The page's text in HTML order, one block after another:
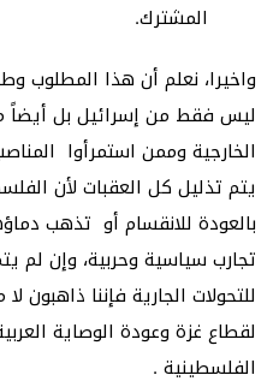
المشترك.
واخيرا، نعلم أن هذا المطلوب
ليس فقط من إسرائيل بل أيضاً
الخارجية وممن استمرأوا
يتم تذليل كل العقبات لأن
بالعودة للانقسام أو تذهب
تجارب سياسية وحربية، وإن لم
للتحولات الجارية فإننا ذاهبون
لقطاع غزة وعودة الوصاية
الفلسطينية .